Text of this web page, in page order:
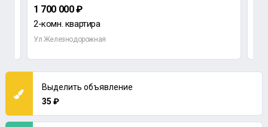
1 700 000 ₽
2-комн. квартира
Ул Железнодорожная
Выделить объявление
35 ₽